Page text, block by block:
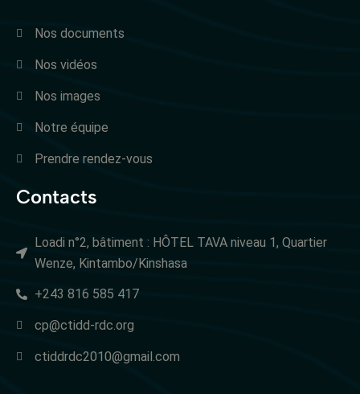
Nos documents
Nos vidéos
Nos images
Notre équipe
Prendre rendez-vous
Contacts
Loadi n°2, bâtiment : HÔTEL TAVA niveau 1, Quartier
Wenze, Kintambo/Kinshasa
+243 816 585 417
cp@ctidd-rdc.org
ctiddrdc2010@gmail.com